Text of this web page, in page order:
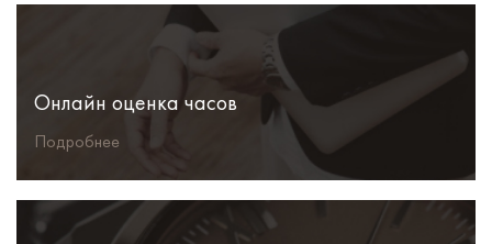
Онлайн оценка часов
Подробнее